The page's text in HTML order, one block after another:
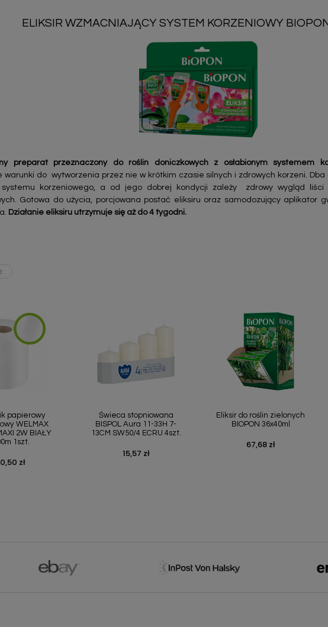
ELIKSIR WZMACNIAJĄCY SYSTEM KORZENIOWY
preparat przeznaczony do roślin doniczkowych z osłabionym systemem
warunki do wytworzenia przez nie w krótkim czasie silnych i zdrowych korzeni. Dba
systemu korzeniowego, a od jego dobrej kondycji zależy zdrowy wygląd liści
Gotowa do użycia, porcjowana postać eliksiru oraz samodozujący aplikator
Działanie eliksiru utrzymuje się aż do 4 tygodni.
papierowy
WELMAX
2W BIAŁY
1szt.
zł
Świeca stopniowana
BISPOL Aura 11-33H 7-
13CM SW50/4 ECRU 4szt.
Cena
15,57 zł
Eliksir do roślin zielonych
BIOPON 36x40ml
Cena
67,68 zł